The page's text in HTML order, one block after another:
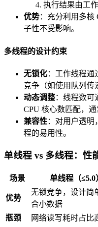
执行结果由工
优势：充分利用多核
子性不受影响。
多线程的设计约束
无锁化：工作线程通
竞争（如使用队列传
动态调整：线程数可
CPU 核心数匹配，通
兼容性：对用户透明
程的易用性。
单线程 vs 多线程：性
场景 单线程（≤5.0
优势
无锁竞争，设计简
合小数据
瓶颈
网络读写耗时占比